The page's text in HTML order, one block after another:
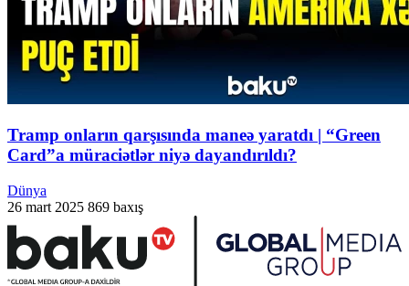
Tramp onların qarşısında maneə yaratdı | “Green
Card”a müraciətlər niyə dayandırıldı?
Dünya
26 mart 2025 869 baxış